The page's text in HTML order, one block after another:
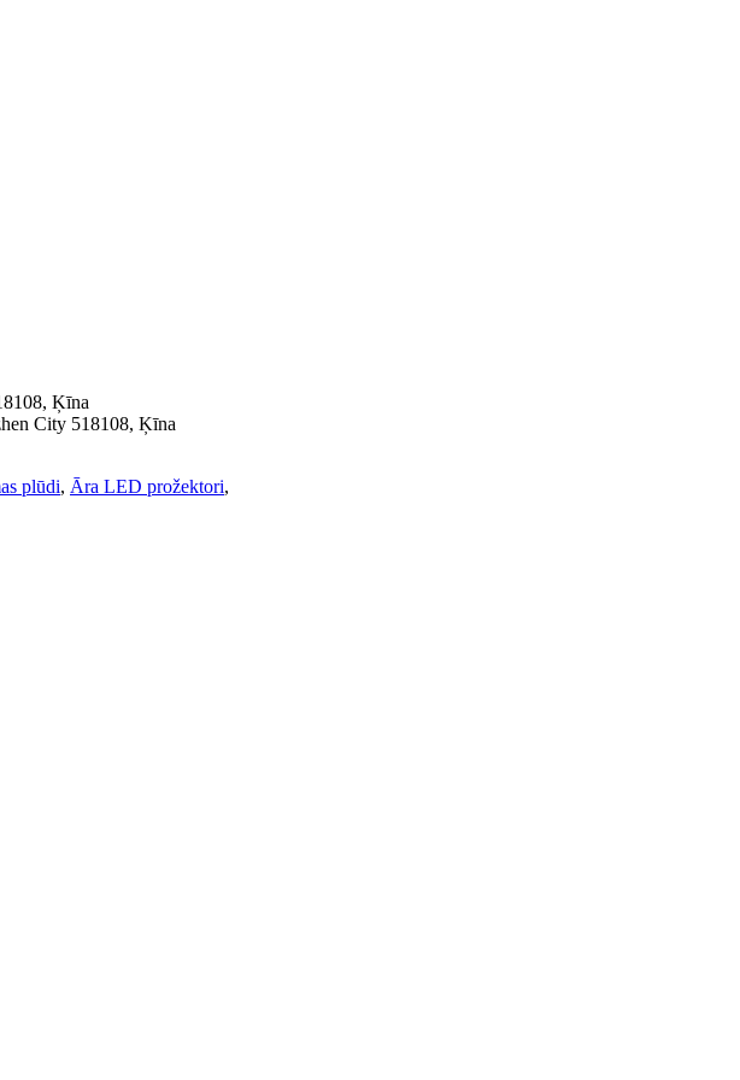
Ķīna
City 518108, Ķīna
plūdi, Āra LED prožektori,